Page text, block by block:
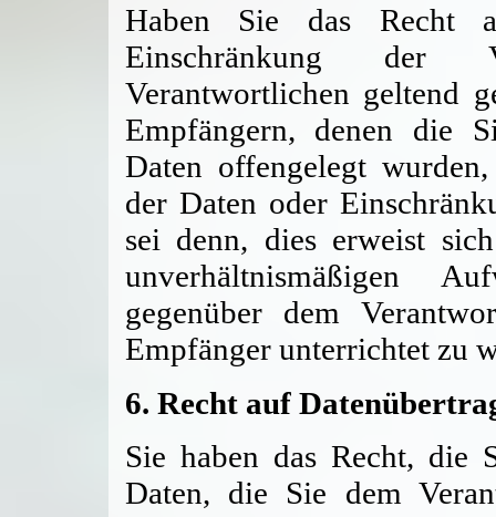
Haben Sie das Recht
Einschränkung der
Verantwortlichen geltend
Empfängern, denen die
Daten offengelegt
der Daten oder
sei denn, dies erweist
unverhältnismäßigen
gegenüber dem
Empfänger unterrichtet zu
6. Recht auf
Sie haben das Recht, die
Daten, die Sie dem